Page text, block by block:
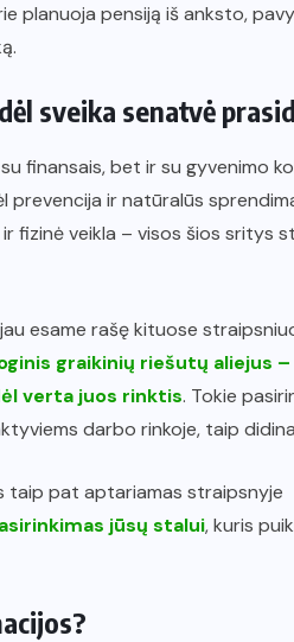
planuoja pensiją iš anksto,
sveika senatvė
finansais, bet ir su gyvenimo
ir natūralūs
fizinė veikla – visos šios sritys
esame rašę kituose
graikinių riešutų aliejus
verta juos rinktis. Tokie
darbo rinkoje, taip
taip pat aptariamas straipsnyje
jūsų stalui, kuris